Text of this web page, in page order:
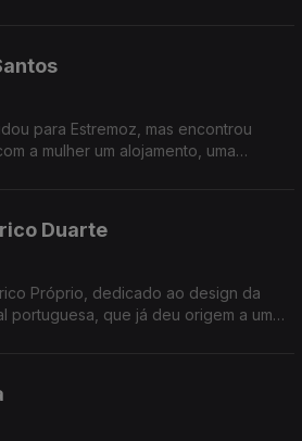
para Estremoz, mas encontrou
a mulher um alojamento, uma
Duarte
Próprio, dedicado ao design da
portuguesa, que já deu origem a um